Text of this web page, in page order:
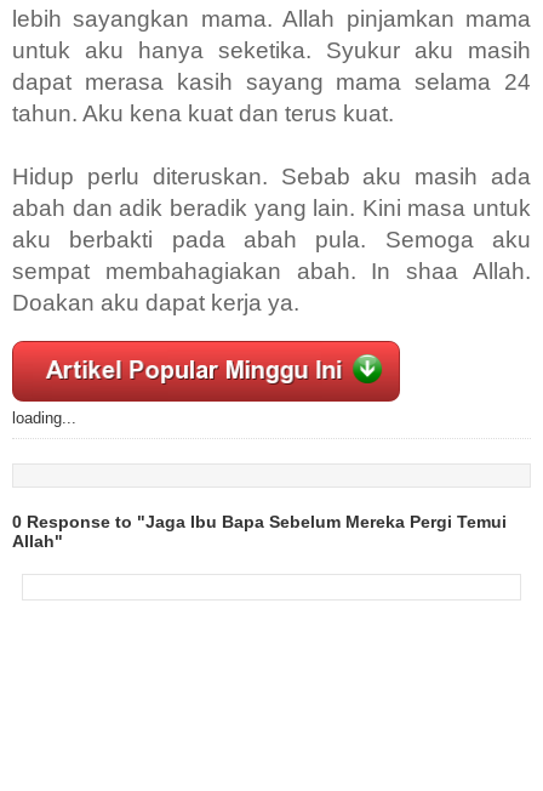
lebih sayangkan mama. Allah pinjamkan mama
untuk aku hanya seketika. Syukur aku masih
dapat merasa kasih sayang mama selama 24
tahun. Aku kena kuat dan terus kuat.
Hidup perlu diteruskan. Sebab aku masih ada
abah dan adik beradik yang lain. Kini masa untuk
aku berbakti pada abah pula. Semoga aku
sempat membahagiakan abah. In shaa Allah.
Doakan aku dapat kerja ya.
loading...
0 Response to "Jaga Ibu Bapa Sebelum Mereka Pergi Temui
Allah"